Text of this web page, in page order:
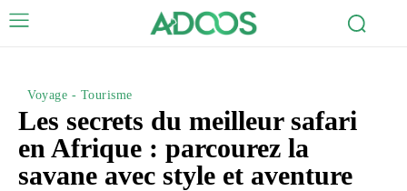
Voyage - Tourisme
Les secrets du meilleur safari
en Afrique : parcourez la
savane avec style et aventure